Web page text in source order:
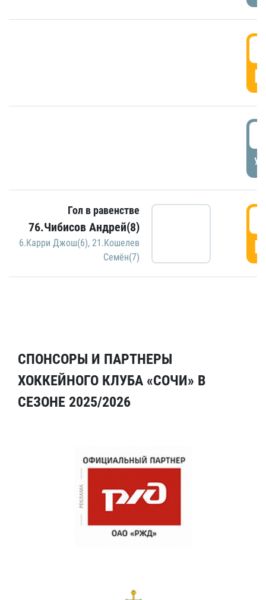
Гол в равенстве
76.Чибисов Андрей(8)
6.Карри Джош(6), 21.Кошелев
Семён(7)
СПОНСОРЫ И ПАРТНЕРЫ
ХОККЕЙНОГО КЛУБА «СОЧИ» В
СЕЗОНЕ 2025/2026